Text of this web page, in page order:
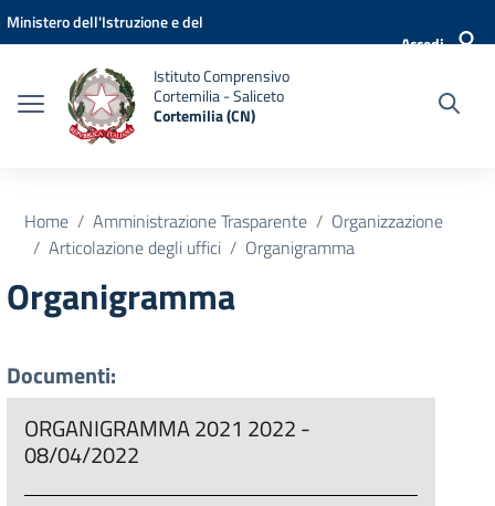
Vai ai contenuti
Vai al menu di navigazione
Vai al footer
Ministero dell'Istruzione e del
Accedi
Istituto Comprensivo
Cortemilia - Saliceto
Cortemilia (CN)
Home Amministrazione Trasparente
Organizzazione
Articolazione degli uffici
Organigramma
Organigramma
Documenti:
ORGANIGRAMMA 2021 2022 -
08/04/2022